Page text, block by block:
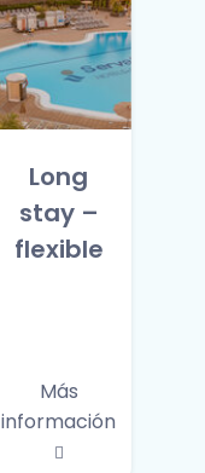
Long
stay –
flexible
Más
información